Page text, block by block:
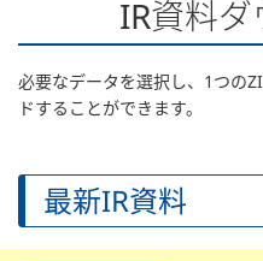
IR資料
必要なデータを選択し、1つの
ドすることができます。
最新IR資料